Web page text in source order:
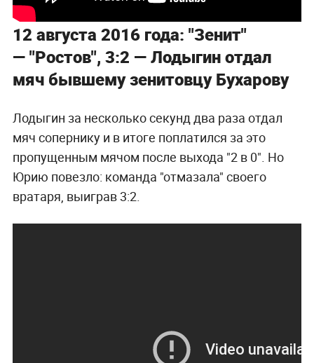
12 августа 2016 года: "Зенит"
— "Ростов", 3:2 — Лодыгин отдал
мяч бывшему зенитовцу Бухарову
Лодыгин за несколько секунд два раза отдал
мяч сопернику и в итоге поплатился за это
пропущенным мячом после выхода "2 в 0". Но
Юрию повезло: команда "отмазала" своего
вратаря, выиграв 3:2.